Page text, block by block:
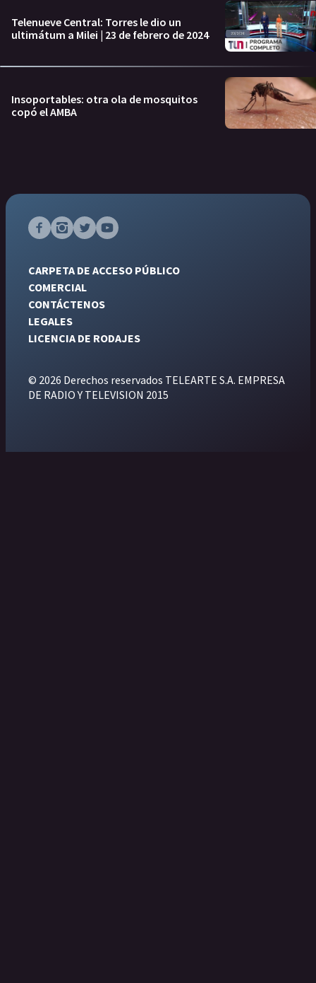
Telenueve Central: Torres le dio un
ultimátum a Milei | 23 de febrero de 2024
Insoportables: otra ola de mosquitos
copó el AMBA
CARPETA DE ACCESO PÚBLICO
COMERCIAL
CONTÁCTENOS
LEGALES
LICENCIA DE RODAJES
© 2026 Derechos reservados TELEARTE S.A. EMPRESA
DE RADIO Y TELEVISION 2015